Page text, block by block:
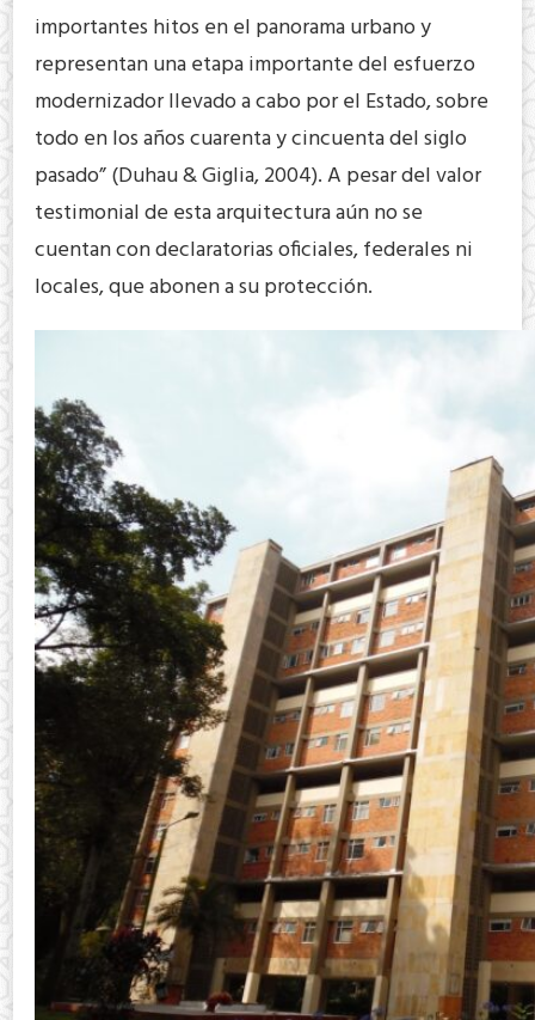
importantes hitos en el panorama urbano y
representan una etapa importante del esfuerzo
modernizador llevado a cabo por el Estado, sobre
todo en los años cuarenta y cincuenta del siglo
pasado” (Duhau & Giglia, 2004). A pesar del valor
testimonial de esta arquitectura aún no se
cuentan con declaratorias oficiales, federales ni
locales, que abonen a su protección.